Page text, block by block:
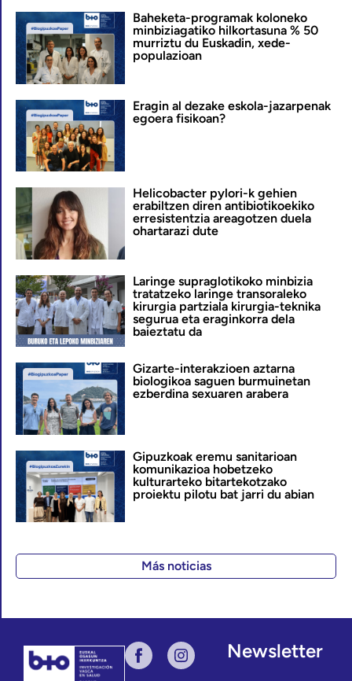
Baheketa-programak koloneko
minbiziagatiko hilkortasuna % 50
murriztu du Euskadin, xede-
populazioan
Eragin al dezake eskola-jazarpenak
egoera fisikoan?
Helicobacter pylori-k gehien
erabiltzen diren antibiotikoekiko
erresistentzia areagotzen duela
ohartarazi dute
Laringe supraglotikoko minbizia
tratatzeko laringe transoraleko
kirurgia partziala kirurgia-teknika
segurua eta eraginkorra dela
baieztatu da
Gizarte-interakzioen aztarna
biologikoa saguen burmuinetan
ezberdina sexuaren arabera
Gipuzkoak eremu sanitarioan
komunikazioa hobetzeko
kulturarteko bitartekotzako
proiektu pilotu bat jarri du abian
Más noticias
Newsletter